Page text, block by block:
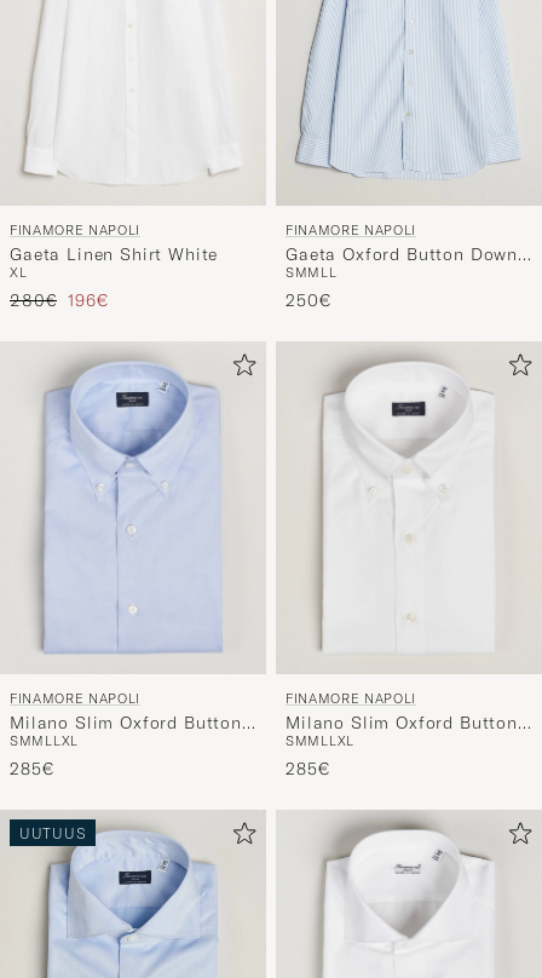
FINAMORE NAPOLI
Gaeta Linen Shirt White
XL
Tavallinen hinta
280€ Alennettu hinta
196€
FINAMORE NAPOLI
Gaeta Oxford Button Down
Shirt Light Blue Stripe
SMM LL
250€
FINAMORE NAPOLI
Milano Slim Oxford Button
Down Shirt Light Blue
SMM LLXL
285€
FINAMORE NAPOLI
Milano Slim Oxford Button
Down Shirt White
SMM LLXL
285€
UUTUUS